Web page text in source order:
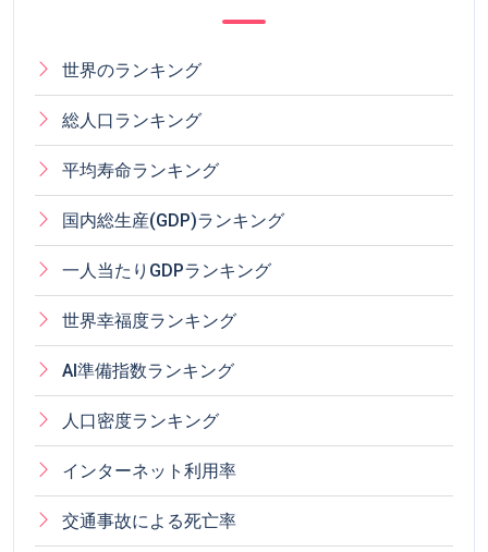
世界のランキング
総人口ランキング
平均寿命ランキング
国内総生産(GDP)ランキング
一人当たりGDPランキング
世界幸福度ランキング
AI準備指数ランキング
人口密度ランキング
インターネット利用率
交通事故による死亡率